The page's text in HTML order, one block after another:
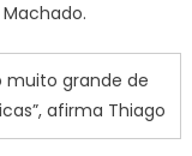
muito grande de
afirma Thiago